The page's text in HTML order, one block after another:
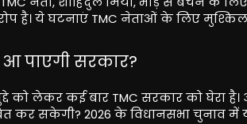
है। ये घटनाएं TMC नेताओं के लिए
पाएगी सरकार?
को लेकर कई बार TMC सरकार को घेरा
कर सकेगी? 2026 के विधानसभा चुनाव